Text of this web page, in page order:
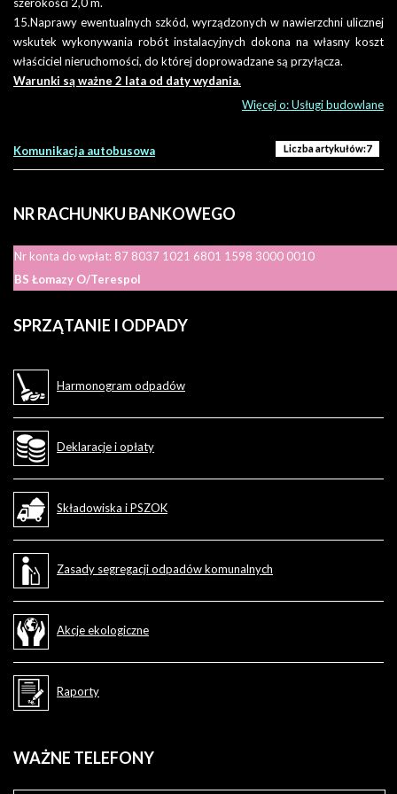
Zamawianie usług
ZLECENIE NA PRZEWÓZ OSÓB – WYNAJEM AUTOBUSU
Akcje ekologiczne Liczba artykułów:3
Raporty
15.Naprawy ewentualnych szkód, wyrządzonych w nawierzchni ulicznej
wskutek wykonywania robót instalacyjnych dokona na własny koszt
właściciel nieruchomości, do której doprowadzane są przyłącza.
Warunki są ważne 2 lata od daty wydania.
Więcej o: Usługi budowlane
Komunikacja autobusowa Liczba artykułów:7
NRRACHUNKU BANKOWEGO
Nr konta do wpłat: 87 8037 1021 6801 1598 3000 0010
BS Łomazy O/Terespol
SPRZĄTANIE I ODPADY
Harmonogram odpadów
Deklaracje i opłaty
Składowiska i PSZOK
Zasady segregacji odpadów komunalnych
Akcje ekologiczne
Raporty
WAŻNE TELEFONY